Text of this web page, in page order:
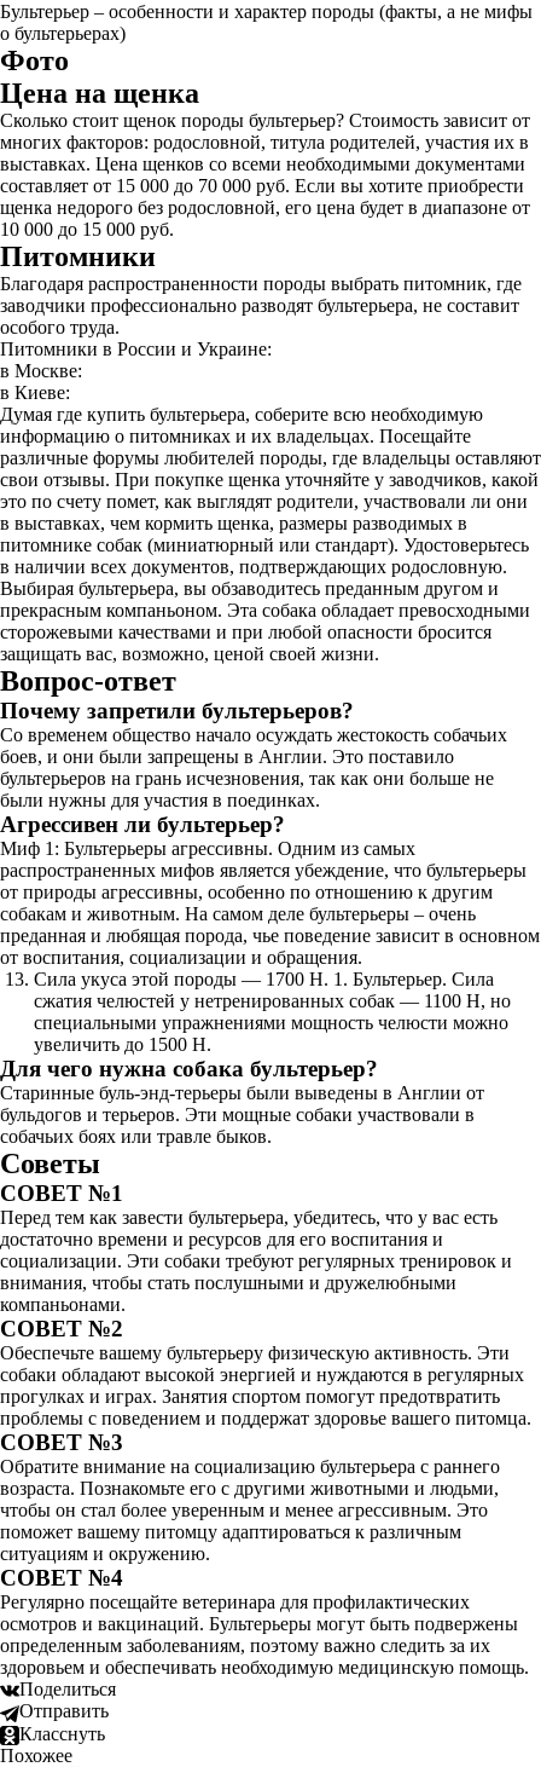
Бультерьер – особенности и характер породы (факты, а не мифы
о бультерьерах)
Фото
Цена на щенка
Сколько стоит щенок породы бультерьер? Стоимость зависит от
многих факторов: родословной, титула родителей, участия их в
выставках. Цена щенков со всеми необходимыми документами
составляет от 15 000 до 70 000 руб. Если вы хотите приобрести
щенка недорого без родословной, его цена будет в диапазоне от
10 000 до 15 000 руб.
Питомники
Благодаря распространенности породы выбрать питомник, где
заводчики профессионально разводят бультерьера, не составит
особого труда.
Питомники в России и Украине:
в Москве:
в Киеве:
Думая где купить бультерьера, соберите всю необходимую
информацию о питомниках и их владельцах. Посещайте
различные форумы любителей породы, где владельцы оставляют
свои отзывы. При покупке щенка уточняйте у заводчиков, какой
это по счету помет, как выглядят родители, участвовали ли они
в выставках, чем кормить щенка, размеры разводимых в
питомнике собак (миниатюрный или стандарт). Удостоверьтесь
в наличии всех документов, подтверждающих родословную.
Выбирая бультерьера, вы обзаводитесь преданным другом и
прекрасным компаньоном. Эта собака обладает превосходными
сторожевыми качествами и при любой опасности бросится
защищать вас, возможно, ценой своей жизни.
Вопрос-ответ
Почему запретили бультерьеров?
Со временем общество начало осуждать жестокость собачьих
боев, и они были запрещены в Англии. Это поставило
бультерьеров на грань исчезновения, так как они больше не
были нужны для участия в поединках.
Агрессивен ли бультерьер?
Миф 1: Бультерьеры агрессивны. Одним из самых
распространенных мифов является убеждение, что бультерьеры
от природы агрессивны, особенно по отношению к другим
собакам и животным. На самом деле бультерьеры – очень
преданная и любящая порода, чье поведение зависит в основном
от воспитания, социализации и обращения.
Сила укуса этой породы — 1700 Н. 1. Бультерьер. Сила
сжатия челюстей у нетренированных собак — 1100 Н, но
специальными упражнениями мощность челюсти можно
увеличить до 1500 Н.
Для чего нужна собака бультерьер?
Старинные буль-энд-терьеры были выведены в Англии от
бульдогов и терьеров. Эти мощные собаки участвовали в
собачьих боях или травле быков.
Советы
СОВЕТ №1
Перед тем как завести бультерьера, убедитесь, что у вас есть
достаточно времени и ресурсов для его воспитания и
социализации. Эти собаки требуют регулярных тренировок и
внимания, чтобы стать послушными и дружелюбными
компаньонами.
СОВЕТ №2
Обеспечьте вашему бультерьеру физическую активность. Эти
собаки обладают высокой энергией и нуждаются в регулярных
прогулках и играх. Занятия спортом помогут предотвратить
проблемы с поведением и поддержат здоровье вашего питомца.
СОВЕТ №3
Обратите внимание на социализацию бультерьера с раннего
возраста. Познакомьте его с другими животными и людьми,
чтобы он стал более уверенным и менее агрессивным. Это
поможет вашему питомцу адаптироваться к различным
ситуациям и окружению.
СОВЕТ №4
Регулярно посещайте ветеринара для профилактических
осмотров и вакцинаций. Бультерьеры могут быть подвержены
определенным заболеваниям, поэтому важно следить за их
здоровьем и обеспечивать необходимую медицинскую помощь.
Поделиться
Отправить
Класснуть
Похожее